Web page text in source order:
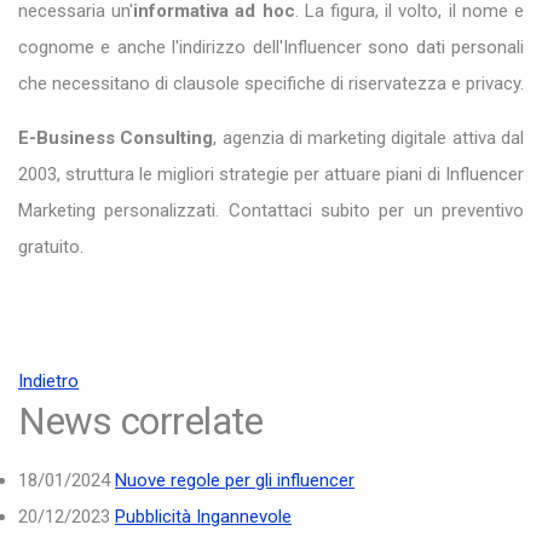
necessaria un'informativa ad hoc. La figura, il volto, il nome e
cognome e anche l'indirizzo dell'Influencer sono dati personali
che necessitano di clausole specifiche di riservatezza e privacy.
E-Business Consulting, agenzia di marketing digitale attiva dal
2003, struttura le migliori strategie per attuare piani di Influencer
Marketing personalizzati. Contattaci subito per un preventivo
gratuito.
Indietro
News correlate
18/01/2024 Nuove regole per gli influencer
20/12/2023 Pubblicità Ingannevole